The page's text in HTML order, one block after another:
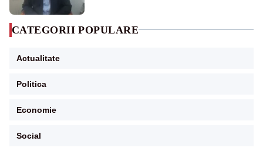
CATEGORII POPULARE
Actualitate
Politica
Economie
Social